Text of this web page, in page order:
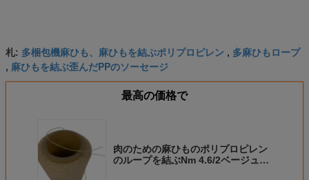
札: 多梱包機麻ひも、麻ひもを結ぶポリプロピレン , 多麻ひもロープ
, 麻ひもを結ぶ歪んだPPのソーセージ
最高の価格で
肉のための麻ひものポリプロピレン
のループを結ぶNm 4.6/2ベージュ歪